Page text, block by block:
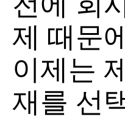
제 때문
이제는
재를 선